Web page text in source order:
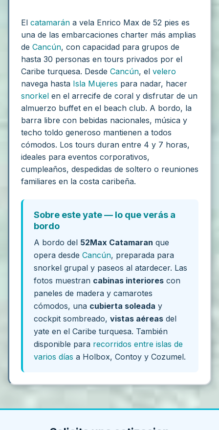
El catamarán a vela Enrico Max de 52 pies es
una de las embarcaciones charter más amplias
de Cancún, con capacidad para grupos de
hasta 30 personas en tours privados por el
Caribe turquesa. Desde Cancún, el velero
navega hasta Isla Mujeres para nadar, hacer
snorkel en el arrecife de coral y disfrutar de un
almuerzo buffet en el beach club. A bordo, la
barra libre con bebidas nacionales, música y
techo toldo generoso mantienen a todos
cómodos. Los tours duran entre 4 y 7 horas,
ideales para eventos corporativos,
cumpleaños, despedidas de soltero o reuniones
familiares en la costa caribeña.
Sobre este yate — lo que verás a
bordo
A bordo del 52Max Catamaran que
opera desdeCancún, preparada para
snorkel grupal y paseos al atardecer. Las
fotos muestran cabinas interiores con
paneles de madera y camarotes
cómodos, una cubierta soleada y
cockpit sombreado,vistas aéreas del
yate en el Caribe turquesa. También
disponible para recorridos entre islas de
varios días a Holbox, Contoy y Cozumel.